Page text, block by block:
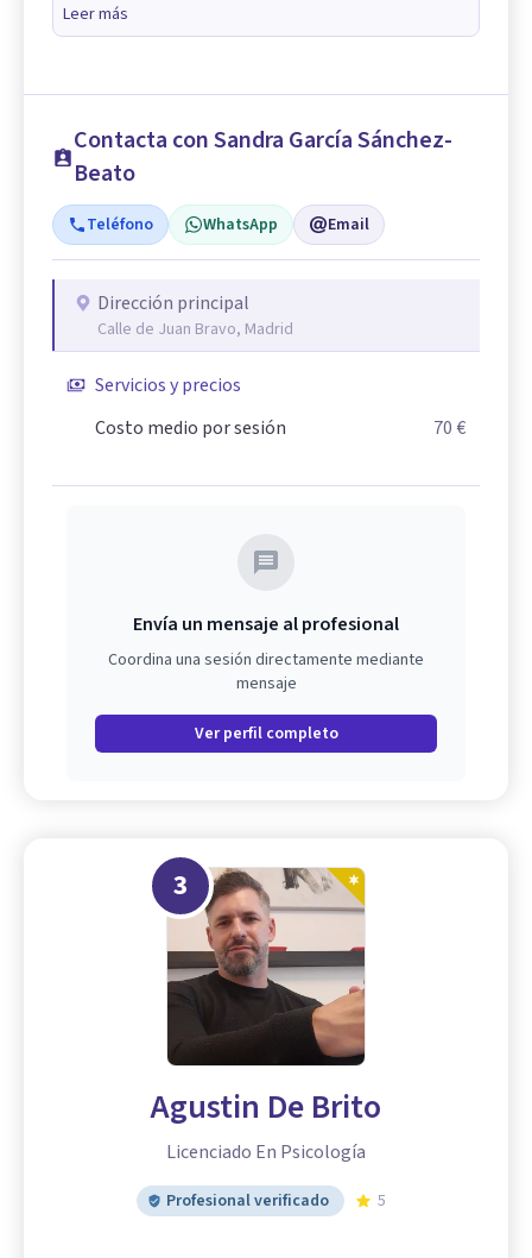
Leer más
Contacta con Sandra García Sánchez-
Beato
Teléfono WhatsApp Email
Dirección principal
Calle de Juan Bravo, Madrid
Servicios y precios
Costo medio por sesión
70 €
Envía un mensaje al profesional
Coordina una sesión directamente mediante
mensaje
Ver perfil completo
3
Agustin De Brito
Licenciado En Psicología
Profesional verificado 5